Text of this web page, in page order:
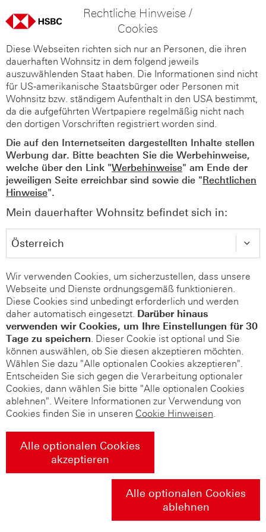
Rechtliche Hinweise /
Cookies
Diese Webseiten richten sich nur an Personen, die ihren
dauerhaften Wohnsitz in dem folgend jeweils
auszuwählenden Staat haben. Die Informationen sind nicht
für US-amerikanische Staatsbürger oder Personen mit
Wohnsitz bzw. ständigem Aufenthalt in den USA bestimmt,
da die aufgeführten Wertpapiere regelmäßig nicht nach
den dortigen Vorschriften registriert worden sind.
Die auf den Internetseiten dargestellten Inhalte stellen
Werbung dar. Bitte beachten Sie die Werbehinweise,
welche über den Link "Werbehinweise" am Ende der
jeweiligen Seite erreichbar sind sowie die "Rechtlichen
Hinweise".
Mein dauerhafter Wohnsitz befindet sich in:
Wir verwenden Cookies, um sicherzustellen, dass unsere
Webseite und Dienste ordnungsgemäß funktionieren.
Diese Cookies sind unbedingt erforderlich und werden
daher automatisch eingesetzt. Darüber hinaus
verwenden wir Cookies, um Ihre Einstellungen für 30
Tage zu speichern. Dieser Cookie ist optional und Sie
können auswählen, ob Sie diesen akzeptieren möchten.
Wählen Sie dazu "Alle optionalen Cookies akzeptieren".
Entscheiden Sie sich gegen die Verarbeitung optionaler
Cookies, dann wählen Sie bitte "Alle optionalen Cookies
ablehnen". Weitere Informationen zur Verwendung von
Cookies finden Sie in unseren Cookie Hinweisen.
Alle optionalen Cookies
akzeptieren
Alle optionalen Cookies
ablehnen